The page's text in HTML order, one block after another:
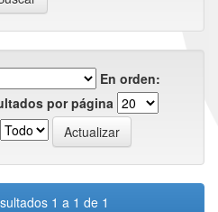
En orden:
por página
1 a 1 de 1